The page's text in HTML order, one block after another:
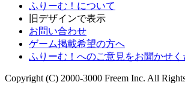
ふりーむ！について
旧デザインで表示
お問い合わせ
ゲーム掲載希望の方へ
ふりーむ！へのご意見をお聞かせく
Copyright (C) 2000-3000 Freem Inc. All